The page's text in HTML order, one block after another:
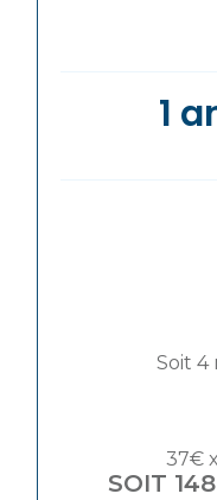
1
Soit 4
37€
SOIT